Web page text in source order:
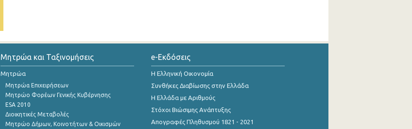
Μητρώα και Ταξινομήσεις
Μητρώα
Μητρώα Επιχειρήσεων
Μητρώο Φορέων Γενικής Κυβέρνησης
ESA 2010
Διοικητικές Μεταβολές
Μητρώο Δήμων, Κοινοτήτων & Οικισμών
e-Εκδόσεις
Η Ελληνική Οικονομία
Συνθήκες Διαβίωσης στην Ελλάδα
Η Ελλάδα με Αριθμούς
Στόχοι Βιώσιμης Ανάπτυξης
Απογραφές Πληθυσμού 1821 - 2021